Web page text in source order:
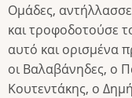
Ομάδες,
και τροφοδοτούσε
αυτό και ορισμένα
οι Βαλαβάνηδες, ο
Κουτεντάκης, ο